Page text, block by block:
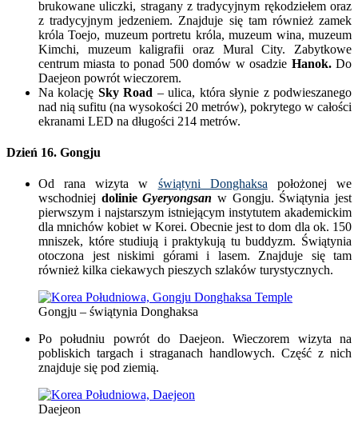
brukowane uliczki, stragany z tradycyjnym rękodziełem oraz
z tradycyjnym jedzeniem. Znajduje się tam również zamek
króla Toejo, muzeum portretu króla, muzeum wina, muzeum
Kimchi, muzeum kaligrafii oraz Mural City. Zabytkowe
centrum miasta to ponad 500 domów w osadzie Hanok.Do
Daejeon powrót wieczorem.
Na kolację Sky Road – ulica, która słynie z podwieszanego
nad nią sufitu (na wysokości 20 metrów), pokrytego w całości
ekranami LED na długości 214 metrów.
Dzień 16. Gongju
Od rana wizyta w świątyni Donghaksa
położonej we
wschodniej dolinie Gyeryongsan w Gongju. Świątynia jest
pierwszym i najstarszym istniejącym instytutem akademickim
dla mnichów kobiet w Korei. Obecnie jest to dom dla ok. 150
mniszek, które studiują i praktykują tu buddyzm. Świątynia
otoczona jest niskimi górami i lasem. Znajduje się tam
również kilka ciekawych pieszych szlaków turystycznych.
Gongju – świątynia Donghaksa
Po południu powrót do Daejeon. Wieczorem wizyta na
pobliskich targach i straganach handlowych. Część z nich
znajduje się pod ziemią.
Daejeon